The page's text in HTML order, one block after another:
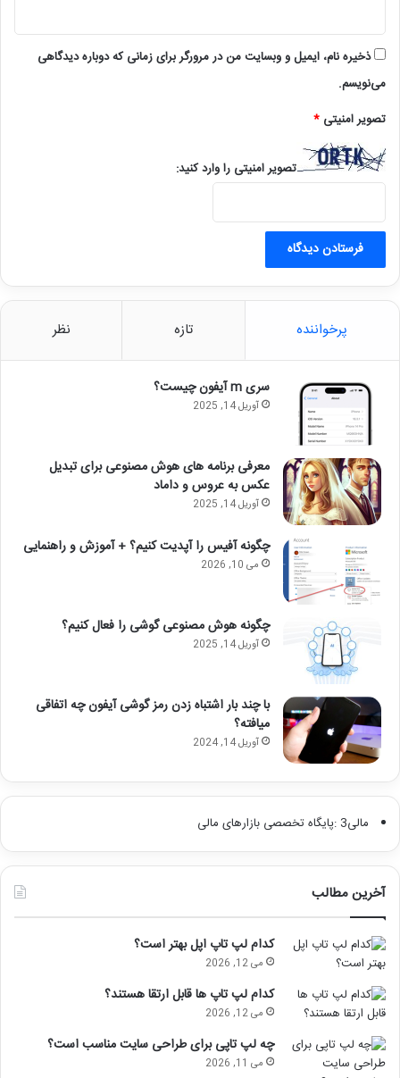
ذخیره نام، ایمیل و وبسایت من در مرورگر برای زمانی که دوباره دیدگاهی
می‌نویسم.
تصویر امنیتی *
تصویر امنیتی را وارد کنید:
پرخواننده تازه نظر
سری m آیفون چیست؟
آوریل 14, 2025
معرفی برنامه های هوش مصنوعی برای تبدیل
عکس به عروس و داماد
آوریل 14, 2025
چگونه آفیس را آپدیت کنیم؟ + آموزش و راهنمایی
می 10, 2026
چگونه هوش مصنوعی گوشی را فعال کنیم؟
آوریل 14, 2025
با چند بار اشتباه زدن رمز گوشی آیفون چه اتفاقی
میافته؟
آوریل 14, 2024
مالی3 :پایگاه تخصصی بازارهای مالی
آخرین مطالب
کدام لپ تاپ اپل بهتر است؟
می 12, 2026
کدام لپ تاپ ها قابل ارتقا هستند؟
می 12, 2026
چه لپ تاپی برای طراحی سایت مناسب است؟
می 11, 2026